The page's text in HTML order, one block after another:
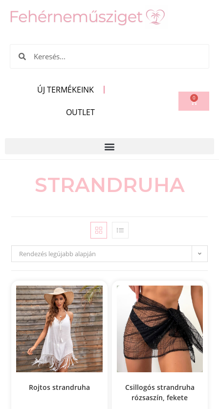
ÚJ TERMÉKEINK
OUTLET
0
STRANDRUHA
Rendezés legújabb alapján
Rojtos strandruha
Csillogós strandruha
rózsaszín, fekete